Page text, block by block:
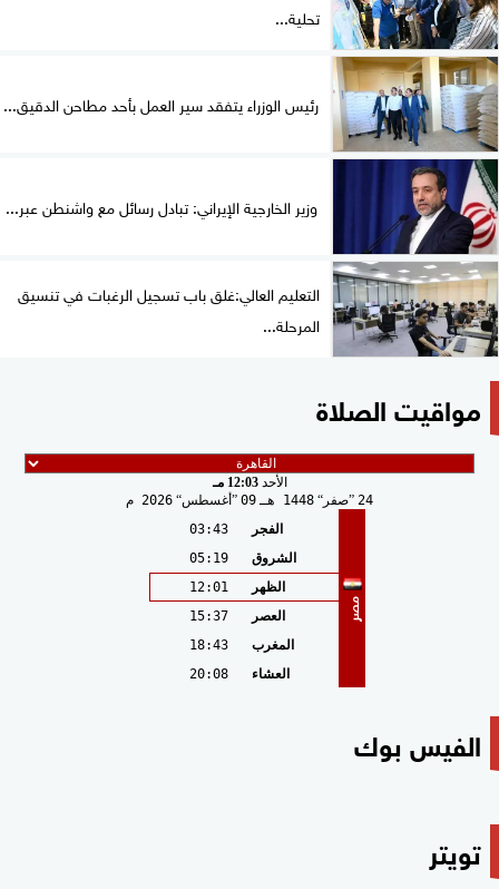
تحلية...
رئيس الوزراء يتفقد سير العمل بأحد مطاحن الدقيق...
وزير الخارجية الإيراني: تبادل رسائل مع واشنطن عبر...
التعليم العالي:غلق باب تسجيل الرغبات في تنسيق
المرحلة...
مواقيت الصلاة
الأحد12:03 مـ
24 صفر 1448 هـ 09 أغسطس 2026 م
مصر
الفجر
03:43
الشروق
05:19
الظهر
12:01
العصر
15:37
المغرب
18:43
العشاء
20:08
الفيس بوك
تويتر